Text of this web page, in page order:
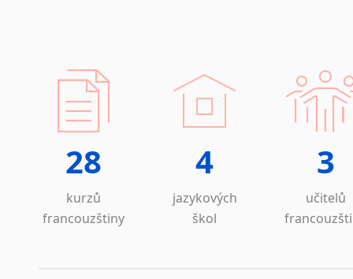
28
kurzů
francouzštiny
4
jazykových
škol
3
učitelů